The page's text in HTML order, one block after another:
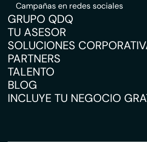
Campañas en redes sociales
GRUPO QDQ
TU ASESOR
SOLUCIONES
PARTNERS
TALENTO
BLOG
INCLUYE TU NEGOCIO